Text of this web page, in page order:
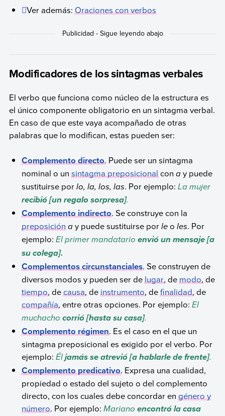
Ver además:Oraciones con verbos
Modificadores de los sintagmas verbales
El verbo que funciona como núcleo de la estructura es
el único componente obligatorio en un sintagma verbal.
En caso de que este vaya acompañado de otras
palabras que lo modifican, estas pueden ser:
Complemento directo. Puede ser un sintagma
nominal o unsintagma preposicionalconay puede
sustituirse porlo, la, los, las. Por ejemplo:La mujer
recibió [un regalo sorpresa].
Complemento indirecto. Se construye con la
preposiciónay puede sustituirse porleoles. Por
ejemplo:El primer mandatarioenvió un mensaje [a
su colega].
Complementos circunstanciales. Se construyen de
diversos modos y pueden ser delugar, demodo, de
tiempo, decausa, deinstrumento, definalidad, de
compañía, entre otras opciones. Por ejemplo: El
muchachocorrió [hasta su casa].
Complemento régimen. Es el caso en el que un
sintagma preposicional es exigido por el verbo. Por
ejemplo:Éljamás se atrevió [a hablarle de frente].
Complemento predicativo. Expresa una cualidad,
propiedad o estado del sujeto o del complemento
directo, con los cuales debe concordar engénero y
número. Por ejemplo:Marianoencontró la casa